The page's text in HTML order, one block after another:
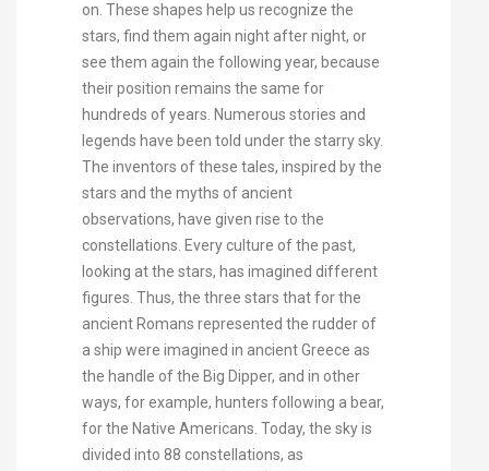
on. These shapes help us recognize the
stars, find them again night after night, or
see them again the following year, because
their position remains the same for
hundreds of years. Numerous stories and
legends have been told under the starry sky.
The inventors of these tales, inspired by the
stars and the myths of ancient
observations, have given rise to the
constellations. Every culture of the past,
looking at the stars, has imagined different
figures. Thus, the three stars that for the
ancient Romans represented the rudder of
a ship were imagined in ancient Greece as
the handle of the Big Dipper, and in other
ways, for example, hunters following a bear,
for the Native Americans. Today, the sky is
divided into 88 constellations, as